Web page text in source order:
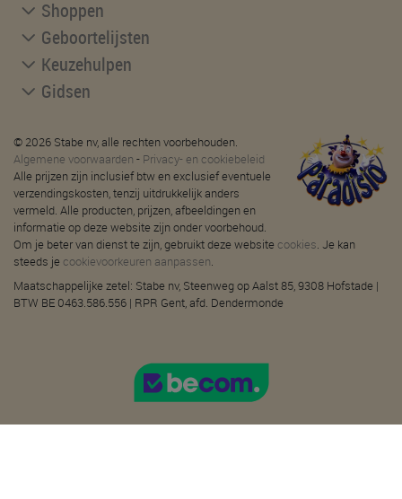
Shoppen
Geboortelijsten
Keuzehulpen
Gidsen
© 2026 Stabe nv, alle rechten voorbehouden.
Algemene voorwaarden - Privacy- en cookiebeleid
Alle prijzen zijn inclusief btw en exclusief eventuele
verzendingskosten, tenzij uitdrukkelijk anders
vermeld. Alle producten, prijzen, afbeeldingen en
informatie op deze website zijn onder voorbehoud.
Om je beter van dienst te zijn, gebruikt deze website cookies. Je kan
steeds je cookievoorkeuren aanpassen.
Maatschappelijke zetel: Stabe nv, Steenweg op Aalst 85, 9308 Hofstade |
BTW BE 0463.586.556 | RPR Gent, afd. Dendermonde